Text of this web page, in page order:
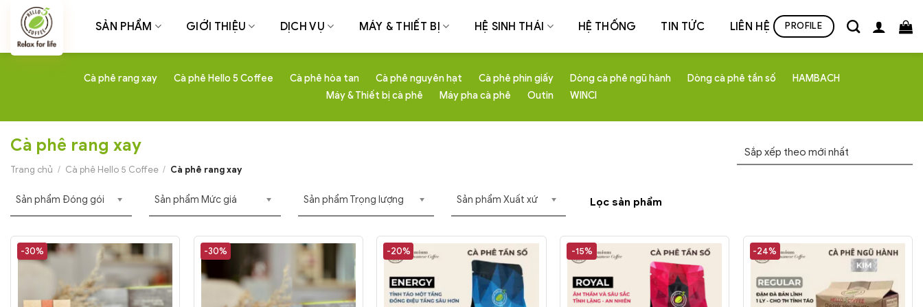
Chuyển
dung
SẢN PHẨM GIỚI THIỆU DỊCH VỤ MÁY & THIẾT BỊ HỆ SINH THÁI HỆ THỐNG TIN TỨC LIÊN HỆ PROFILE
Cà phê rang xay Cà phê Hello 5 Coffee Cà phê hòa tan Cà phê nguyên hạt Cà phê phin giấy Dòng cà phê ngũ hành Dòng cà phê tần số
HAMBACH
Máy & Thiết bị cà phê
Máy pha cà phê Outin WINCI
Cà phê rang xay
Trang chủ / Cà phê Hello 5 Coffee / Cà phê rang xay
Sản phẩm Đóng gói Sản phẩm Mức giá Sản phẩm Trọng lượng Sản phẩm Xuất xứ Lọc sản phẩm
-30% -30% -20% -15% -24%